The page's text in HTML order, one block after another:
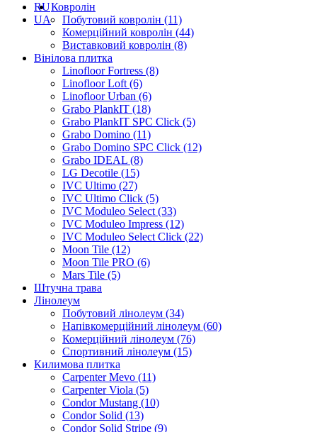
RU
UA
Ковролін
Побутовий ковролін (11)
Комерційний ковролін (44)
Виставковий ковролін (8)
Вінілова плитка
Linofloor Fortress (8)
Linofloor Loft (6)
Linofloor Urban (6)
Grabo PlankIT (18)
Grabo PlankIT SPC Click (5)
Grabo Domino (11)
Grabo Domino SPC Click (12)
Grabo IDEAL (8)
LG Decotile (15)
IVC Ultimo (27)
IVC Ultimo Click (5)
IVC Moduleo Select (33)
IVC Moduleo Impress (12)
IVC Moduleo Select Click (22)
Moon Tile (12)
Moon Tile PRO (6)
Mars Tile (5)
Штучна трава
Лінолеум
Побутовий лінолеум (34)
Напівкомерційний лінолеум (60)
Комерційний лінолеум (76)
Спортивний лінолеум (15)
Килимова плитка
Carpenter Mevo (11)
Carpenter Viola (5)
Condor Mustang (10)
Condor Solid (13)
Condor Solid Stripe (9)